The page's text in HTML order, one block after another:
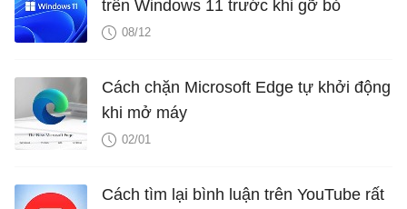
trên Windows 11 trước khi gỡ bỏ
08/12
Cách chặn Microsoft Edge tự khởi động
khi mở máy
02/01
Cách tìm lại bình luận trên YouTube rất